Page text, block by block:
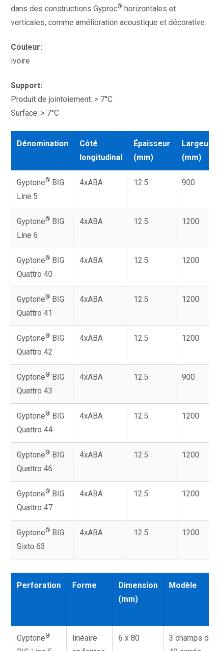
dans des constructions Gyproc® horizontales et
verticales, comme amélioration acoustique et décorative.
Couleur:
ivoire
Support:
Produit de jointoiement: > 7°C
Surface: > 7°C
Dénomination
Côté
longitudinal
Épaisseur
(mm)
Largeur
(mm)
Gyptone® BIG
Line 5
4xABA 12.5 900
Gyptone® BIG
Line 6
4xABA 12.5 1200
Gyptone® BIG
Quattro 40
4xABA 12.5 1200
Gyptone® BIG
Quattro 41
4xABA 12.5 1200
Gyptone® BIG
Quattro 42
4xABA 12.5 1200
Gyptone® BIG
Quattro 43
4xABA 12.5 900
Gyptone® BIG
Quattro 44
4xABA 12.5 1200
Gyptone® BIG
Quattro 46
4xABA 12.5 1200
Gyptone® BIG
Quattro 47
4xABA 12.5 1200
Gyptone® BIG
Sixto 63
4xABA 12.5 1200
Perforation Forme
Dimension
(mm)
Modèle
Gyptone®
linéaire
6 x 80
3 champs de